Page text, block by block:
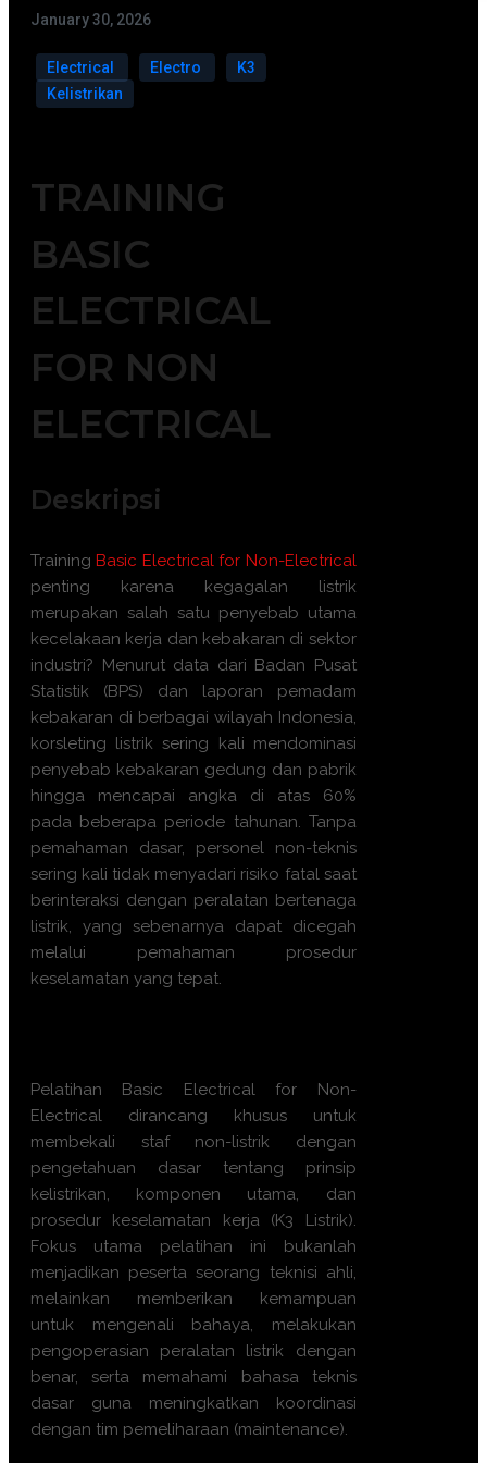
January 30, 2026
Electrical Electro
K3
Kelistrikan
TRAINING
BASIC
ELECTRICAL
FOR NON
ELECTRICAL
Deskripsi
Training Basic Electrical for Non-Electrical
penting karena kegagalan listrik
merupakan salah satu penyebab utama
kecelakaan kerja dan kebakaran di sektor
industri? Menurut data dari Badan Pusat
Statistik (BPS) dan laporan pemadam
kebakaran di berbagai wilayah Indonesia,
korsleting listrik sering kali mendominasi
penyebab kebakaran gedung dan pabrik
hingga mencapai angka di atas 60%
pada beberapa periode tahunan. Tanpa
pemahaman dasar, personel non-teknis
sering kali tidak menyadari risiko fatal saat
berinteraksi dengan peralatan bertenaga
listrik, yang sebenarnya dapat dicegah
melalui pemahaman prosedur
keselamatan yang tepat.
Pelatihan Basic Electrical for Non-
Electrical dirancang khusus untuk
membekali staf non-listrik dengan
pengetahuan dasar tentang prinsip
kelistrikan, komponen utama, dan
prosedur keselamatan kerja (K3 Listrik).
Fokus utama pelatihan ini bukanlah
menjadikan peserta seorang teknisi ahli,
melainkan memberikan kemampuan
untuk mengenali bahaya, melakukan
pengoperasian peralatan listrik dengan
benar, serta memahami bahasa teknis
dasar guna meningkatkan koordinasi
dengan tim pemeliharaan (maintenance).